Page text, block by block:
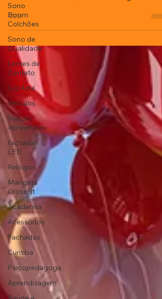
Sono
Boom
Colchões
Sono de
Qualidade
Lentes de
Contato
Luz Azul
Veículos
Veículo
Apreendido
fachadas
LED
Relógios
Mangata
CrossFit
Academia
Acessórios
Fachadas
Curitiba
Psicopedagoga
Aprendizagem
mercado altamente competitivo pode ser um
desafio. No entanto, com as estratégias certas,
é...